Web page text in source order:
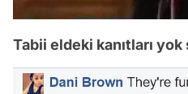
Tabii eldeki kanıtları